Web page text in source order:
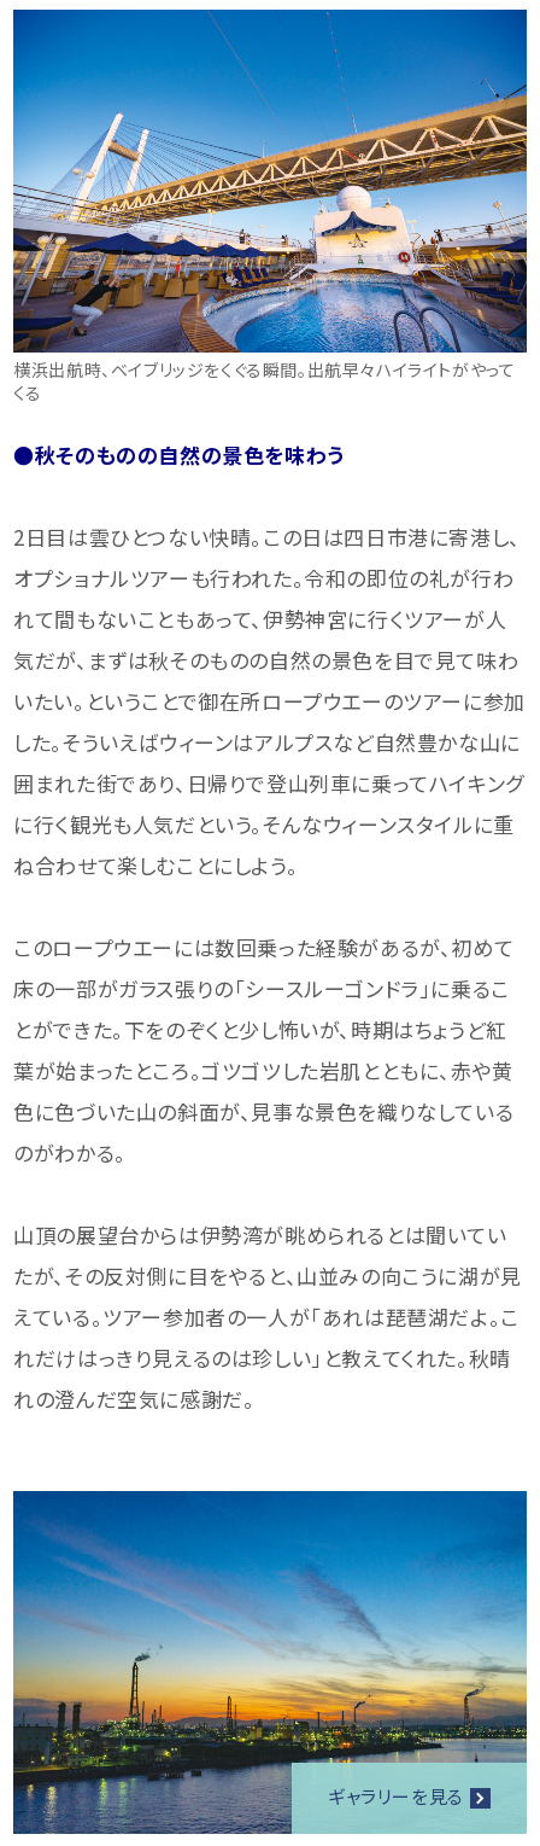
横浜出航時、ベイブリッジをくぐる瞬間。出航早々ハイライトがやって
くる
●秋そのものの自然の景色を味わう
2日目は雲ひとつない快晴。この日は四日市港に寄港し、
オプショナルツアーも行われた。令和の即位の礼が行わ
れて間もないこともあって、伊勢神宮に行くツアーが人
気だが、まずは秋そのものの自然の景色を目で見て味わ
いたい。ということで御在所ロープウエーのツアーに参加
した。そういえばウィーンはアルプスなど自然豊かな山に
囲まれた街であり、日帰りで登山列車に乗ってハイキング
に行く観光も人気だという。そんなウィーンスタイルに重
ね合わせて楽しむことにしよう。
このロープウエーには数回乗った経験があるが、初めて
床の一部がガラス張りの「シースルーゴンドラ」に乗るこ
とができた。下をのぞくと少し怖いが、時期はちょうど紅
葉が始まったところ。ゴツゴツした岩肌とともに、赤や黄
色に色づいた山の斜面が、見事な景色を織りなしている
のがわかる。
山頂の展望台からは伊勢湾が眺められるとは聞いてい
たが、その反対側に目をやると、山並みの向こうに湖が見
えている。ツアー参加者の一人が「あれは琵琶湖だよ。こ
れだけはっきり見えるのは珍しい」と教えてくれた。秋晴
れの澄んだ空気に感謝だ。
ギャラリーを見る